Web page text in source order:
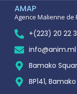
AMAP
Agence Malienne de
+(223) 20 22
info@anim.ml
Bamako
BP141,